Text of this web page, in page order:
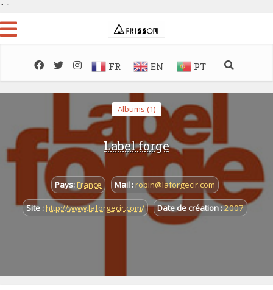
" "
FR EN PT
Albums (1)
Label forge
Pays: France Mail : robin@laforgecir.com
Site : http://www.laforgecir.com/ Date de création :2007